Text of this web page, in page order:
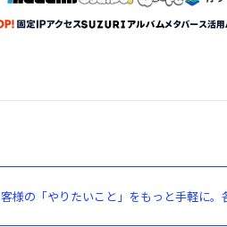
様の「やりたいこと」をもっと手軽に